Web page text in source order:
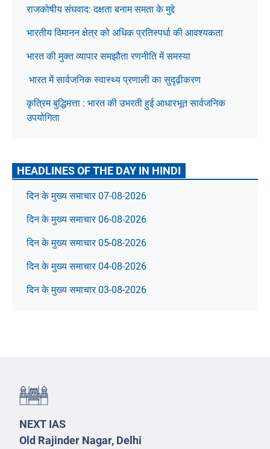
राजकोषीय संघवाद: दक्षता बनाम समता के मुद्दे
भारतीय विमानन क्षेत्र को अधिक प्रतिस्पर्धा की आवश्यकता
भारत की मुक्त व्यापार समझौता रणनीति में समस्या
भारत में सार्वजनिक स्वास्थ्य प्रणाली का सुदृढ़ीकरण
कृत्रिम बुद्धिमत्ता : भारत की उभरती हुई आधारभूत सार्वजनिक
उपयोगिता
HEADLINES OF THE DAY IN HINDI
दिन के मुख्य समाचार 07-08-2026
दिन के मुख्य समाचार 06-08-2026
दिन के मुख्य समाचार 05-08-2026
दिन के मुख्य समाचार 04-08-2026
दिन के मुख्य समाचार 03-08-2026
NEXT IAS
Old Rajinder Nagar, Delhi